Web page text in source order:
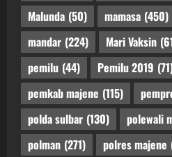
Malunda (50) mamasa (450)
mandar (224) Mari Vaksin
pemilu (44) Pemilu 2019
pemkab majene (115)
polda sulbar (130) polewali
polman (271) polres majene